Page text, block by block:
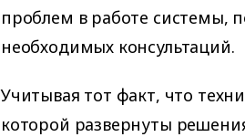
проблем в работе системы,
необходимых консультаций.
Учитывая тот факт, что
которой развернуты